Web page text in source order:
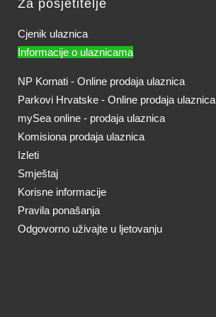
Za posjetitelje
Cjenik ulaznica
Informacije o ulaznicama
NP Kornati - Online prodaja ulaznica
Parkovi Hrvatske - Online prodaja ulaznica
mySea online - prodaja ulaznica
Komisiona prodaja ulaznica
Izleti
Smještaj
Korisne informacije
Pravila ponašanja
Odgovorno uživajte u ljetovanju